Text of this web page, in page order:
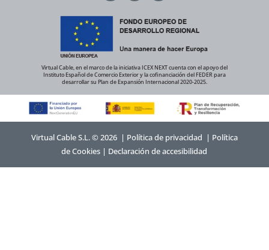
Virtual Cable, en el marco de la iniciativa ICEX NEXT cuenta con el apoyo del
Instituto Español de Comercio Exterior y la cofinanciación del FEDER para
desarrollar su Plan de Expansión Internacional 2020-2025.
Virtual Cable S.L. © 2026 | Política de privacidad | Política
de Cookies | Declaración de accesibilidad